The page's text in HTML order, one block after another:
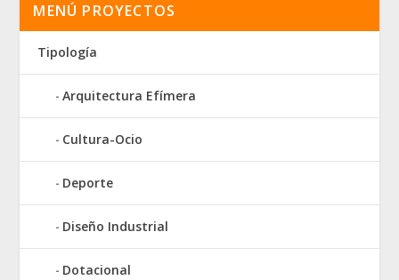
MENÚ PROYECTOS
Tipología
Arquitectura Efímera
Cultura-Ocio
Deporte
Diseño Industrial
Dotacional